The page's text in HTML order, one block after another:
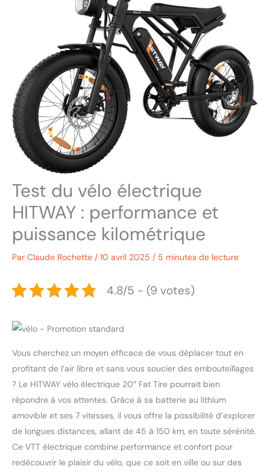
Test du vélo électrique
HITWAY : performance et
puissance kilométrique
Par Claude Rochette / 10 avril 2025 / 5 minutes de lecture
4.8/5 - (9 votes)
Vous cherchez un moyen efficace de vous déplacer tout en
profitant de l’air libre et sans vous soucier des embouteillages
? Le HITWAY vélo électrique 20″ Fat Tire pourrait bien
répondre à vos attentes. Grâce à sa batterie au lithium
amovible et ses 7 vitesses, il vous offre la possibilité d’explorer
de longues distances, allant de 45 à 150 km, en toute sérénité.
Ce VTT électrique combine performance et confort pour
redécouvrir le plaisir du vélo, que ce soit en ville ou sur des